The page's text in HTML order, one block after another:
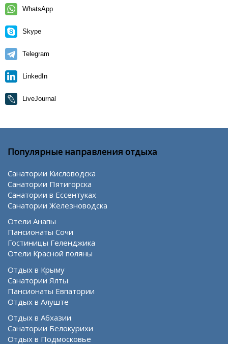
WhatsApp
Skype
Telegram
LinkedIn
LiveJournal
Популярные направления отдыха
Санатории Кисловодска
Санатории Пятигорска
Санатории в Ессентуках
Санатории Железноводска
Отели Анапы
Пансионаты Сочи
Гостиницы Геленджика
Отели Красной поляны
Отдых в Крыму
Санатории Ялты
Пансионаты Евпатории
Отдых в Алуште
Отдых в Абхазии
Санатории Белокурихи
Отдых в Подмосковье